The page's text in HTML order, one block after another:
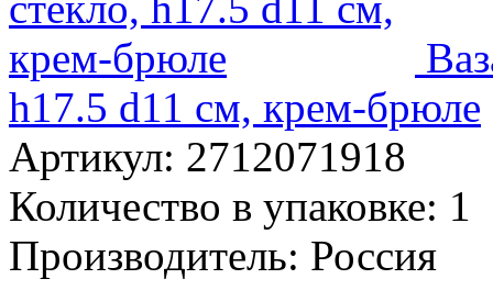
h17.5 d11 см, крем-брюле
Артикул: 2712071918
Количество в упаковке: 1
Производитель: Россия